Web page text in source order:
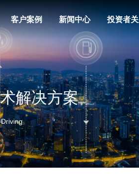
客户案例 新闻中心 投资者
解决方案